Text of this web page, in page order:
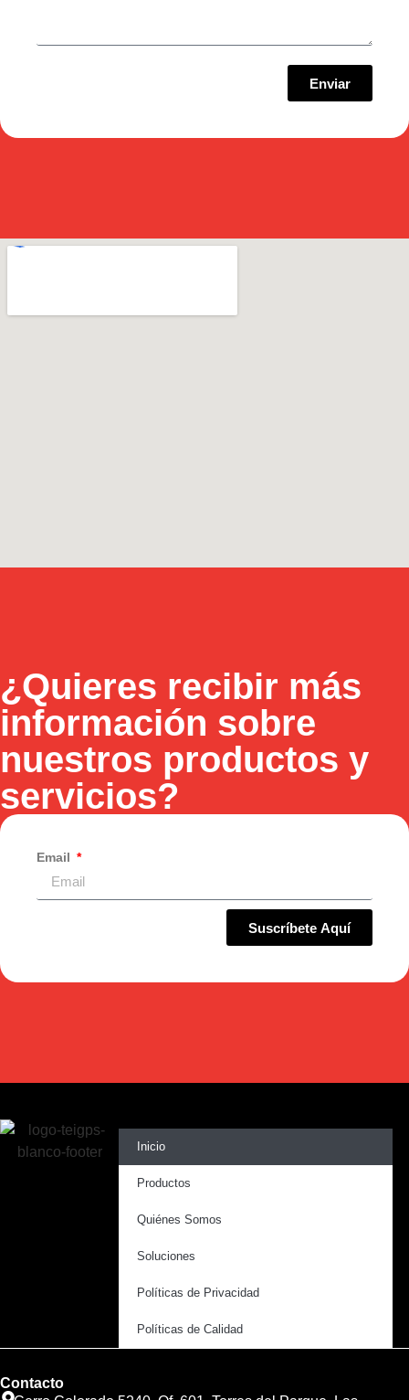
Enviar
¿Quieres recibir más
información sobre
nuestros productos y
servicios?
Email
Suscríbete Aquí
Inicio
Productos
Quiénes Somos
Soluciones
Políticas de Privacidad
Políticas de Calidad
Contacto